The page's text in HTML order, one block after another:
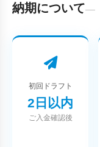
納期について
初回ドラフト
2日以内
ご入金確認後